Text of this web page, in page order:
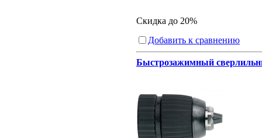
Скидка до 20%
Добавить к сравнению
Быстрозажимный